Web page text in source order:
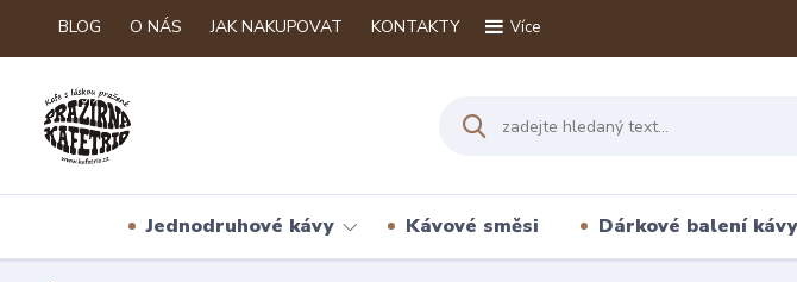
BLOG O NÁS JAK NAKUPOVAT KONTAKTY Více
Jednodruhové kávy Kávové směsi Dárkové balení kávy